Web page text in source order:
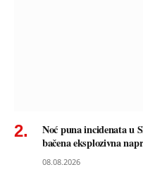
Noć puna incidenata u
bačena eksplozivna
08.08.2026